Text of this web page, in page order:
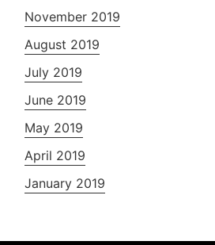
November 2019
August 2019
July 2019
June 2019
May 2019
April 2019
January 2019